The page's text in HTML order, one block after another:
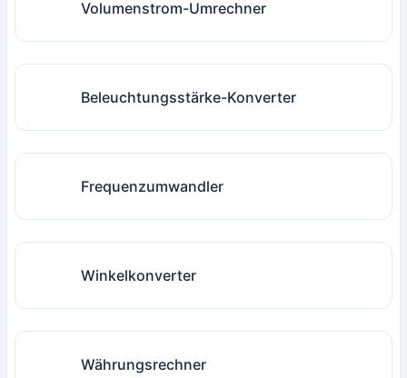
Volumenstrom-Umrechner
Beleuchtungsstärke-Konverter
Frequenzumwandler
Winkelkonverter
Währungsrechner